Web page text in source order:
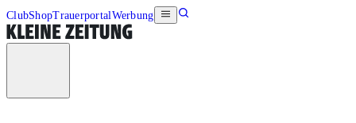
ClubShopTrauerportalWerbung